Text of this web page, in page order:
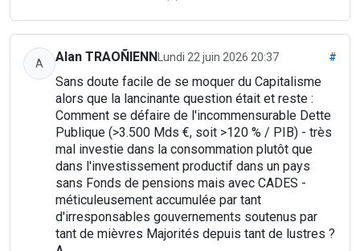
A Alan TRAOÑIENN Lundi 22 juin 2026 20:37 #
Sans doute facile de se moquer du Capitalisme
alors que la lancinante question était et reste :
Comment se défaire de l'incommensurable Dette
Publique (>3.500 Mds €, soit >120 % / PIB) - très
mal investie dans la consommation plutôt que
dans l'investissement productif dans un pays
sans Fonds de pensions mais avec CADES -
méticuleusement accumulée par tant
d'irresponsables gouvernements soutenus par
tant de mièvres Majorités depuis tant de lustres ?